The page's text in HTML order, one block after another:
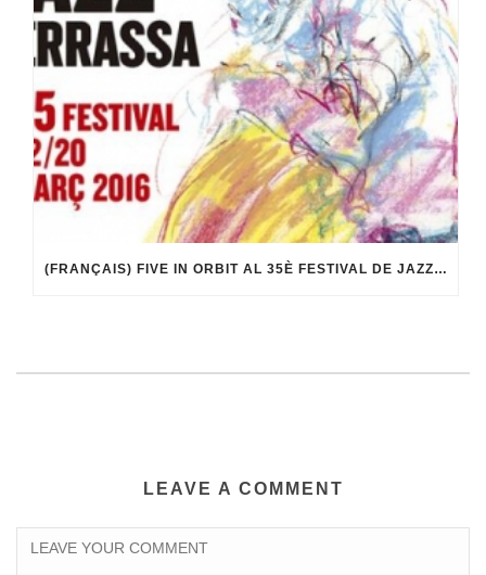
(FRANÇAIS) FIVE IN ORBIT AL 35È FESTIVAL DE JAZZ DE TERRASSA
LEAVE A COMMENT